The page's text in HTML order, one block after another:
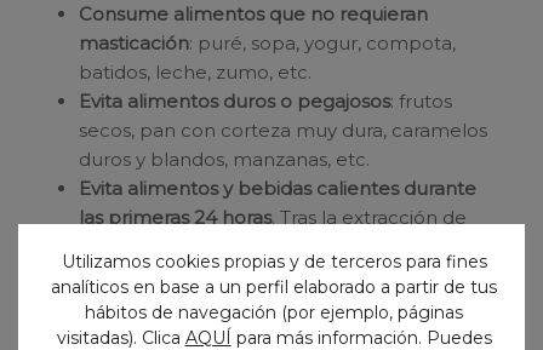
Consume alimentos que no requieran
masticación: puré, sopa, yogur, compota,
batidos, leche, zumo, etc.
Evita alimentos duros o pegajosos: frutos
secos, pan con corteza muy dura, caramelos
duros y blandos, manzanas, etc.
Evita alimentos y bebidas calientes durante
las primeras 24 horas. Tras la extracción de
calientes pueden aumentar el sangrado. En
la misma línea, sugerimos no consumir
alimentos ácidos ni picantes durante los
Utilizamos cookies propias y de terceros para fines
analíticos en base a un perfil elaborado a partir de tus
hábitos de navegación (por ejemplo, páginas
visitadas). Clica AQUÍ para más información. Puedes